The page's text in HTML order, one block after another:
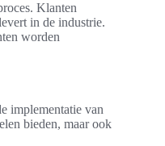
Klanten
in de industrie.
worden
implementatie van
bieden, maar ook